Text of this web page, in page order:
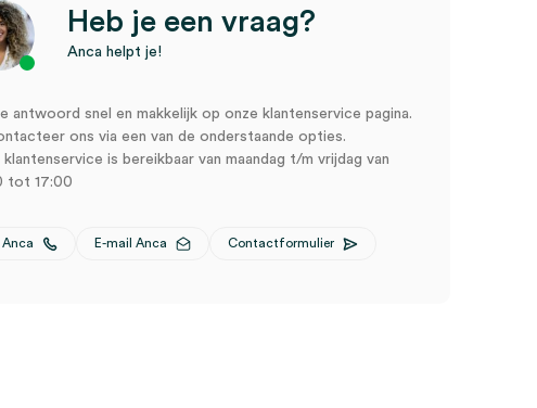
Heb je een vraag?
Anca helpt je!
antwoord snel en makkelijk op onze klantenservice pagina.
ons via een van de onderstaande opties.
klantenservice is bereikbaar van maandag t/m vrijdag van
tot 17:00
Anca E-mail Anca Contactformulier